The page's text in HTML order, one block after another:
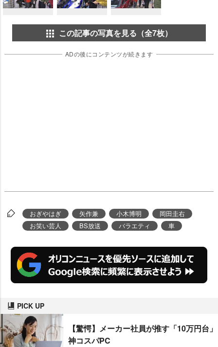
この記事の写真を見る（全7枚）
ADの後にコンテンツが続きます
おぎやはぎ 矢作兼 小木博明
岡田圭右
お笑い芸人
BS放送 バラエティ 車
PICK UP
【驚愕】メーカー社員が推す「10万円台」
神コスパPC